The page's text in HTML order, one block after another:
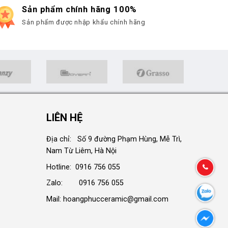
Sản phẩm chính hãng 100%
Sản phẩm được nhập khẩu chính hãng
LIÊN HỆ
Địa chỉ: Số 9 đường Phạm Hùng, Mễ Trì,
Nam Từ Liêm, Hà Nội
Hotline: 0916 756 055
Zalo: 0916 756 055
Mail: hoangphucceramic@gmail.com